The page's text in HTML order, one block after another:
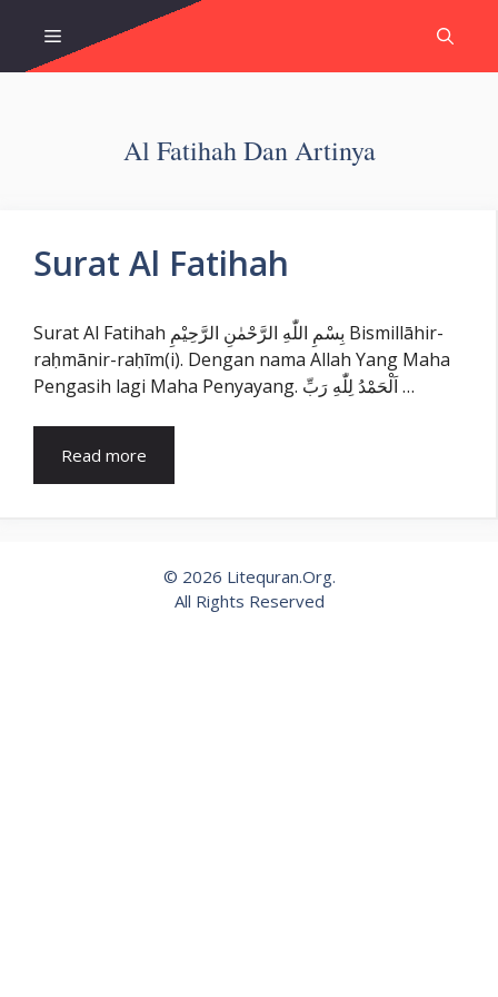
content
Menu
Al Fatihah Dan Artinya
Surat Al Fatihah
Surat Al Fatihah بِسْمِ اللّٰهِ الرَّحْمٰنِ الرَّحِيْمِ Bismillāhir-
raḥmānir-raḥīm(i). Dengan nama Allah Yang Maha
Pengasih lagi Maha Penyayang. اَلْحَمْدُ لِلّٰهِ رَبِّ …
Read more
© 2026 Litequran.Org.
All Rights Reserved